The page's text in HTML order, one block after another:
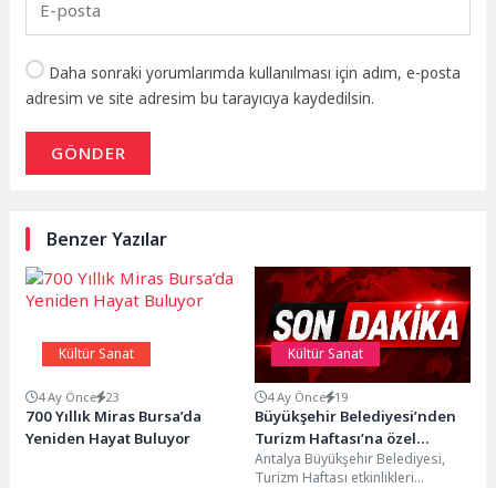
Daha sonraki yorumlarımda kullanılması için adım, e-posta
adresim ve site adresim bu tarayıcıya kaydedilsin.
GÖNDER
Benzer Yazılar
Kültür Sanat
4 Ay Önce 23
700 Yıllık Miras Bursa’da
Yeniden Hayat Buluyor
Kültür Sanat
4 Ay Önce 19
Büyükşehir Belediyesi’nden
Turizm Haftası’na özel
yürüyüş
Antalya Büyükşehir Belediyesi,
Turizm Haftası etkinlikleri